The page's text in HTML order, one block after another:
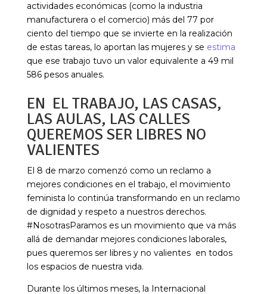
actividades económicas (como la industria
manufacturera o el comercio) más del 77 por
ciento del tiempo que se invierte en la realización
de estas tareas, lo aportan las mujeres y se estima
que ese trabajo tuvo un valor equivalente a 49 mil
586 pesos anuales.
EN EL TRABAJO, LAS CASAS,
LAS AULAS, LAS CALLES
QUEREMOS SER LIBRES NO
VALIENTES
El 8 de marzo comenzó como un reclamo a
mejores condiciones en el trabajo, el movimiento
feminista lo continúa transformando en un reclamo
de dignidad y respeto a nuestros derechos.
#NosotrasParamos es un movimiento que va más
allá de demandar mejores condiciones laborales,
pues queremos ser libres y no valientes en todos
los espacios de nuestra vida.
Durante los últimos meses, la Internacional